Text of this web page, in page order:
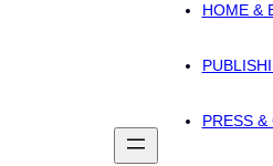
HOME &
PRESS &